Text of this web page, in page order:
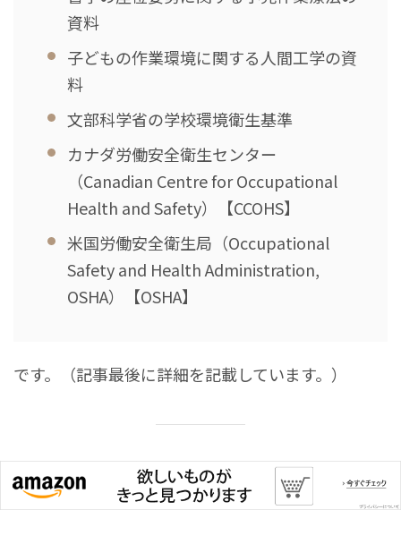
資料
子どもの作業環境に関する人間工学の資
料
文部科学省の学校環境衛生基準
カナダ労働安全衛生センター
（Canadian Centre for Occupational
Health and Safety）【CCOHS】
米国労働安全衛生局（Occupational
Safety and Health Administration,
OSHA）【OSHA】
です。（記事最後に詳細を記載しています。）